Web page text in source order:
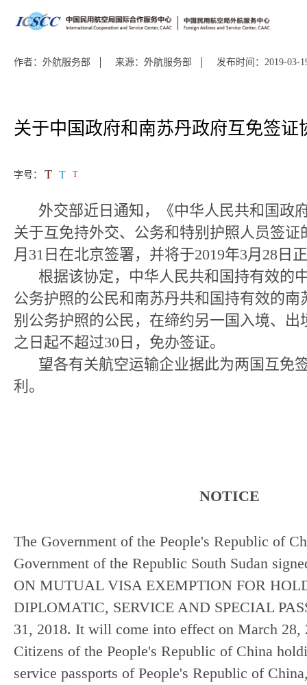
作者：外航服务部 来源：外航服务部 发布时间：2019-03-
关于中国政府和南苏丹政府互免签证
字号： T T T
外交部近日通知，《中华人民共和国政
关于互免持外交、公务和特别护照人员签证
月31日在北京签署，并将于2019年3月28日
根据该协定，中华人民共和国持有效的
公务护照的公民和南苏丹共和国持有效的南
别公务护照的公民，在缔约另一国入境、出
之日起不超过30日，免办签证。
望各有关航空运输企业据此为两国互免
利。
NOTICE
The Government of the People's Republic of
Government of the Republic South Sudan
ON MUTUAL VISA EXEMPTION FOR
DIPLOMATIC, SERVICE AND SPECIAL
31, 2018. It will come into effect on March 28,
Citizens of the People's Republic of China
service passports of People's Republic of